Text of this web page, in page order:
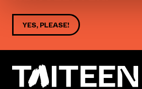
YES, PLEASE!